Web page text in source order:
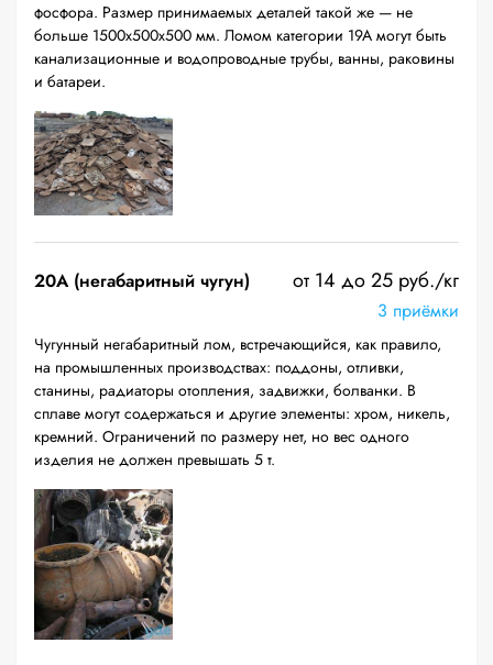
фосфора. Размер принимаемых деталей такой же — не
больше 1500х500х500 мм. Ломом категории 19А могут быть
канализационные и водопроводные трубы, ванны, раковины
и батареи.
20A (негабаритный чугун) от 14 до 25 руб./кг
3 приёмки
Чугунный негабаритный лом, встречающийся, как правило,
на промышленных производствах: поддоны, отливки,
станины, радиаторы отопления, задвижки, болванки. В
сплаве могут содержаться и другие элементы: хром, никель,
кремний. Ограничений по размеру нет, но вес одного
изделия не должен превышать 5 т.